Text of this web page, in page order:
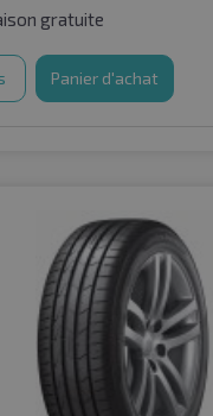
gratuite
Panier d'achat